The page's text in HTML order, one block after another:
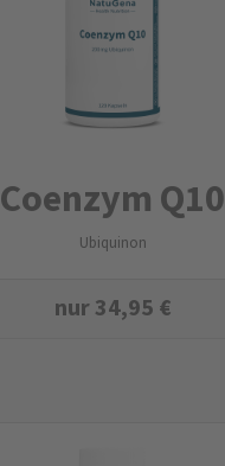
Coenzym Q10
Ubiquinon
nur34,95 €